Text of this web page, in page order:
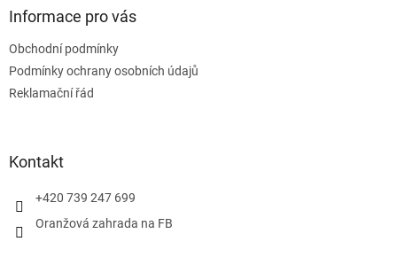
Informace pro vás
Obchodní podmínky
Podmínky ochrany osobních údajů
Reklamační řád
Kontakt
+420 739 247 699
Oranžová zahrada na FB